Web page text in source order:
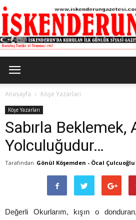
Anasayfa Köşe Yazarları
Köşe Yazarları
Sabırla Beklemek,
Yolculuğudur…
Tarafından Gönül Köşemden - Öcal Çulcuoğlu
Değerli Okurlarım, kışın o